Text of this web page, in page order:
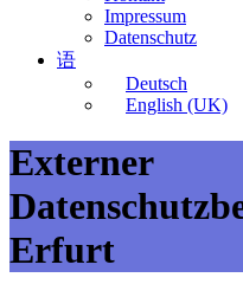
Impressum
Datenschutz
语
Deutsch
English (UK)
Externer
Erfurt